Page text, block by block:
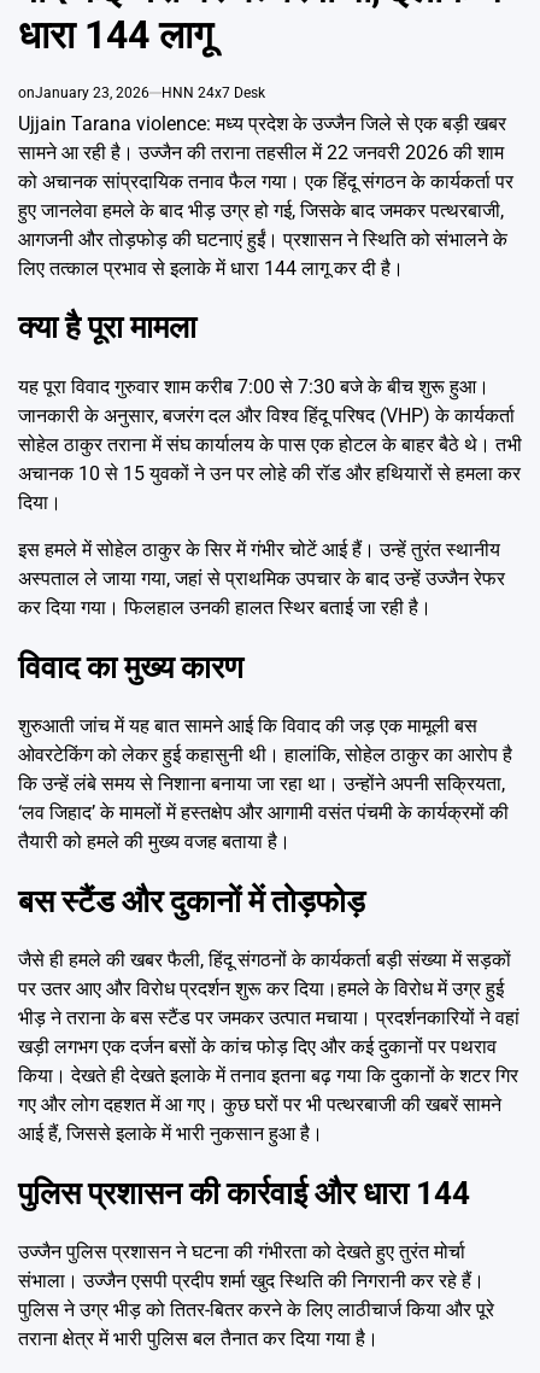
धारा 144 लागू
onJanuary 23, 2026 HNN 24x7 Desk
Ujjain Tarana violence: मध्य प्रदेश के उज्जैन जिले से एक बड़ी खबर
सामने आ रही है। उज्जैन की तराना तहसील में 22 जनवरी 2026 की शाम
को अचानक सांप्रदायिक तनाव फैल गया। एक हिंदू संगठन के कार्यकर्ता पर
हुए जानलेवा हमले के बाद भीड़ उग्र हो गई, जिसके बाद जमकर पत्थरबाजी,
आगजनी और तोड़फोड़ की घटनाएं हुईं। प्रशासन ने स्थिति को संभालने के
लिए तत्काल प्रभाव से इलाके में धारा 144 लागू कर दी है।
क्या है पूरा मामला
यह पूरा विवाद गुरुवार शाम करीब 7:00 से 7:30 बजे के बीच शुरू हुआ।
जानकारी के अनुसार, बजरंग दल और विश्व हिंदू परिषद (VHP) के कार्यकर्ता
सोहेल ठाकुर तराना में संघ कार्यालय के पास एक होटल के बाहर बैठे थे। तभी
अचानक 10 से 15 युवकों ने उन पर लोहे की रॉड और हथियारों से हमला कर
दिया।
इस हमले में सोहेल ठाकुर के सिर में गंभीर चोटें आई हैं। उन्हें तुरंत स्थानीय
अस्पताल ले जाया गया, जहां से प्राथमिक उपचार के बाद उन्हें उज्जैन रेफर
कर दिया गया। फिलहाल उनकी हालत स्थिर बताई जा रही है।
विवाद का मुख्य कारण
शुरुआती जांच में यह बात सामने आई कि विवाद की जड़ एक मामूली बस
ओवरटेकिंग को लेकर हुई कहासुनी थी। हालांकि, सोहेल ठाकुर का आरोप है
कि उन्हें लंबे समय से निशाना बनाया जा रहा था। उन्होंने अपनी सक्रियता,
‘लव जिहाद’ के मामलों में हस्तक्षेप और आगामी वसंत पंचमी के कार्यक्रमों की
तैयारी को हमले की मुख्य वजह बताया है।
बस स्टैंड और दुकानों में तोड़फोड़
जैसे ही हमले की खबर फैली, हिंदू संगठनों के कार्यकर्ता बड़ी संख्या में सड़कों
पर उतर आए और विरोध प्रदर्शन शुरू कर दिया।हमले के विरोध में उग्र हुई
भीड़ ने तराना के बस स्टैंड पर जमकर उत्पात मचाया। प्रदर्शनकारियों ने वहां
खड़ी लगभग एक दर्जन बसों के कांच फोड़ दिए और कई दुकानों पर पथराव
किया। देखते ही देखते इलाके में तनाव इतना बढ़ गया कि दुकानों के शटर गिर
गए और लोग दहशत में आ गए। कुछ घरों पर भी पत्थरबाजी की खबरें सामने
आई हैं, जिससे इलाके में भारी नुकसान हुआ है।
पुलिस प्रशासन की कार्रवाई और धारा 144
उज्जैन पुलिस प्रशासन ने घटना की गंभीरता को देखते हुए तुरंत मोर्चा
संभाला। उज्जैन एसपी प्रदीप शर्मा खुद स्थिति की निगरानी कर रहे हैं।
पुलिस ने उग्र भीड़ को तितर-बितर करने के लिए लाठीचार्ज किया और पूरे
तराना क्षेत्र में भारी पुलिस बल तैनात कर दिया गया है।